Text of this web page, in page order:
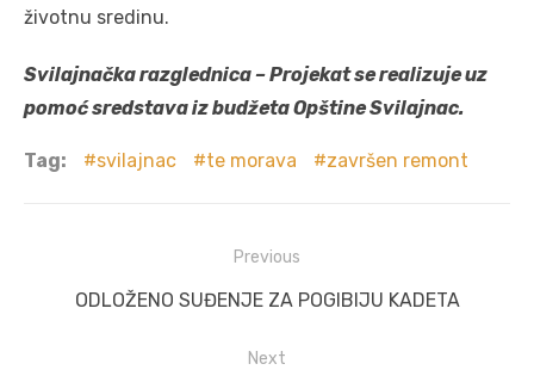
životnu sredinu.
Svilajnačka razglednica – Projekat se realizuje uz
pomoć sredstava iz budžeta Opštine Svilajnac.
Tag: svilajnac te morava završen remont
navigation
Previous
Previous
ODLOŽENO SUĐENJE ZA POGIBIJU KADETA
Next